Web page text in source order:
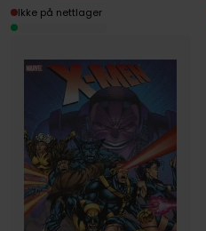
Ikke på nettlager